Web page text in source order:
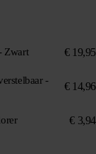
Zwart €19,95
-
€14,96
€ 3,94